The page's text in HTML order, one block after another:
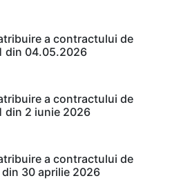
a contractului de
din 04.05.2026
a contractului de
din 2 iunie 2026
a contractului de
30 aprilie 2026